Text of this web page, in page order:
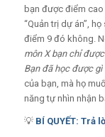
bạn được điểm cao
“Quản trị dự án”,
điểm 9 đó không.
môn X bạn chỉ
Bạn đã học được gì
của bạn, mà họ
năng tự nhìn nhận
💡 BÍ QUYẾT: Trả